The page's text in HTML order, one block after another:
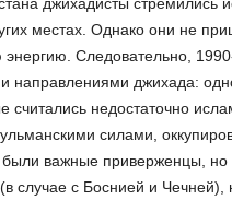
местах. Однако они не
Следовательно,
направлениями джихада:
недостаточно
силами,
были важные приверженцы, но
случае с Боснией и Чечней),